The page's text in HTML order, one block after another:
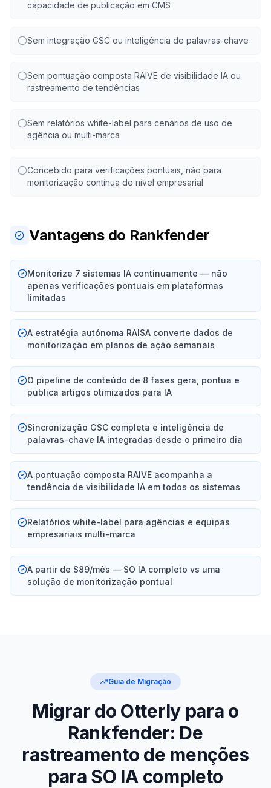
capacidade de publicação em CMS
Sem integração GSC ou inteligência de palavras-chave
Sem pontuação composta RAIVE de visibilidade IA ou
rastreamento de tendências
Sem relatórios white-label para cenários de uso de
agência ou multi-marca
Concebido para verificações pontuais, não para
monitorização contínua de nível empresarial
Vantagens do Rankfender
Monitorize 7 sistemas IA continuamente — não
apenas verificações pontuais em plataformas
limitadas
A estratégia autónoma RAISA converte dados de
monitorização em planos de ação semanais
O pipeline de conteúdo de 8 fases gera, pontua e
publica artigos otimizados para IA
Sincronização GSC completa e inteligência de
palavras-chave IA integradas desde o primeiro dia
A pontuação composta RAIVE acompanha a
tendência de visibilidade IA em todos os sistemas
Relatórios white-label para agências e equipas
empresariais multi-marca
A partir de $89/mês — SO IA completo vs uma
solução de monitorização pontual
Guia de Migração
Migrar do Otterly para o
Rankfender: De
rastreamento de menções
para SO IA completo